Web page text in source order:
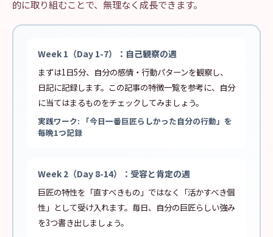
的に取り組むことで、無理なく成長できます。
Week 1（Day 1-7）：自己観察の週
まずは1日5分、自分の感情・行動パターンを観察し、
日記に記録します。この記事の特徴一覧を参考に、自分
に当てはまるものをチェックしてみましょう。
実践ワーク: 「今日一番巨匠らしかった自分の行動」を
毎晩1つ記録
Week 2（Day 8-14）：受容と肯定の週
巨匠の特性を「直すべきもの」ではなく「活かすべき個
性」として受け入れます。毎日、自分の巨匠らしい強み
を3つ書き出しましょう。